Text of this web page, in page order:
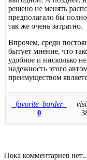
решено не менять
предполагало бы
так же очень затратно.
Впрочем, среди
бытует мнение, что
удобное и нисколько
надежность этого
преимуществом
favorite_border
0
Пока комментариев нет...